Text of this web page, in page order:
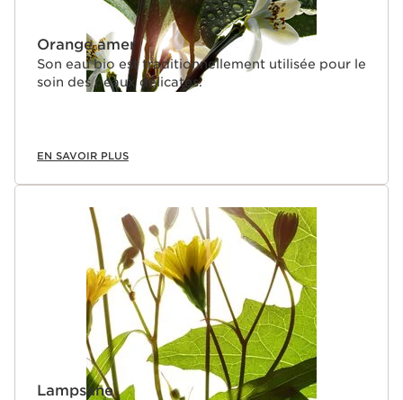
Orange amer
Son eau bio est traditionnellement utilisée pour le
soin des peaux délicates.
EN SAVOIR PLUS
Lampsane